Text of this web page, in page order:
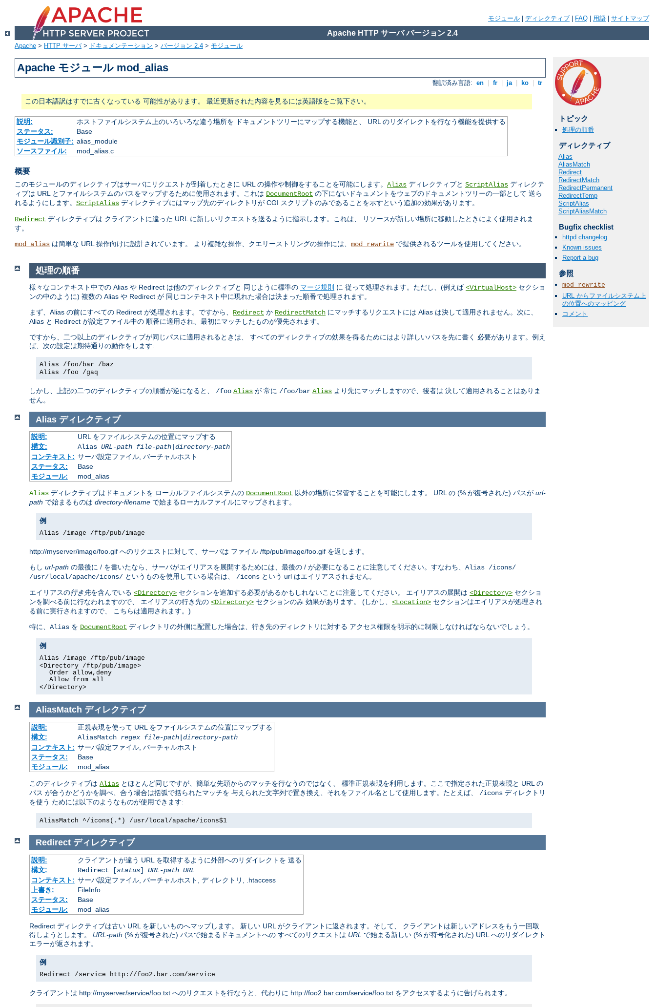
モジュール ディレクティブ FAQ 用語 サイトマップ
Apache HTTP サーバ バージョン 2.4
Apache > HTTP サーバ> ドキュメンテーション > バージョン 2.4 > モジュール
Apache モジュール mod_alias
翻訳済み言語: en fr ja ko tr
この日本語訳はすでに古くなっている 可能性があります。 最近更新された内容を見るには英語版をご覧下さい。
説明:
ホストファイルシステム上のいろいろな違う場所を ドキュメントツリーにマップする機能と、 URL のリダイレクトを行なう機能を提供する
ステータス:
Base
モジュール識別子: alias_module
ソースファイル:
mod_alias.c
概要
このモジュールのディレクティブはサーバにリクエストが到着したときに URL の操作や制御をすることを可能にします。 Alias ディレクティブと ScriptAlias ディレクテ
ィブは URL とファイルシステムのパスをマップするために使用されます。これは DocumentRoot の下にないドキュメントをウェブのドキュメントツリーの一部として 送ら
れるようにします。 ScriptAlias ディレクティブにはマップ先のディレクトリが CGI スクリプトのみであることを示すという追加の効果があります。
Redirect ディレクティブは クライアントに違った URL に新しいリクエストを送るように指示します。これは、 リソースが新しい場所に移動したときによく使用されま
す。
mod_alias は簡単な URL 操作向けに設計されています。 より複雑な操作、クエリーストリングの操作には、 mod_rewrite で提供されるツールを使用してください。
トピック
処理の順番
ディレクティブ
Alias
AliasMatch
Redirect
RedirectMatch
RedirectPermanent
RedirectTemp
ScriptAlias
ScriptAliasMatch
Bugfix checklist
httpd changelog
Known issues
Report a bug
参照
mod_rewrite
URL からファイルシステム上
の位置へのマッピング
コメント
処理の順番
様々なコンテキスト中での Alias や Redirect は他のディレクティブと 同じように標準の マージ規則 に 従って処理されます。ただし、(例えば<VirtualHost> セクショ
ンの中のように) 複数の Alias や Redirect が 同じコンテキスト中に現れた場合は決まった順番で処理されます。
まず、Alias の前にすべての Redirect が処理されます。ですから、 Redirect か RedirectMatch にマッチするリクエストには Alias は決して適用されません。次に、
Alias と Redirect が設定ファイル中の 順番に適用され、最初にマッチしたものが優先されます。
ですから、二つ以上のディレクティブが同じパスに適用されるときは、 すべてのディレクティブの効果を得るためにはより詳しいパスを先に書く 必要があります。例え
ば、次の設定は期待通りの動作をします:
Alias /foo/bar /baz
Alias /foo /gaq
しかし、上記の二つのディレクティブの順番が逆になると、 /foo Alias が 常に /foo/bar Alias より先にマッチしますので、後者は 決して適用されることはありま
せん。
Alias ディレクティブ
説明:
URL をファイルシステムの位置にマップする
構文:
Alias URL-path file-path| directory-path
コンテキスト: サーバ設定ファイル, バーチャルホスト
ステータス:
Base
モジュール:
mod_alias
Alias ディレクティブはドキュメントを ローカルファイルシステムの DocumentRoot 以外の場所に保管することを可能にします。 URL の (% が復号された) パスが url-
path で始まるものは directory-filename で始まるローカルファイルにマップされます。
例
Alias /image /ftp/pub/image
http://myserver/image/foo.gif へのリクエストに対して、サーバは ファイル /ftp/pub/image/foo.gif を返します。
もし url-path の最後に / を書いたなら、サーバがエイリアスを展開するためには、最後の / が必要になることに注意してください。すなわち、 Alias /icons/
/usr/local/apache/icons/ というものを使用している場合は、 /icons という url はエイリアスされません。
エイリアスの行き先を含んでいる <Directory> セクションを追加する必要があるかもしれないことに注意してください。 エイリアスの展開は <Directory> セクショ
ンを調べる前に行なわれますので、 エイリアスの行き先の <Directory> セクションのみ 効果があります。 (しかし、 <Location> セクションはエイリアスが処理され
る前に実行されますので、 こちらは適用されます。)
特に、 Alias を DocumentRoot ディレクトリの外側に配置した場合は、行き先のディレクトリに対する アクセス権限を明示的に制限しなければならないでしょう。
例
Alias /image /ftp/pub/image
<Directory /ftp/pub/image>
Order allow,deny
Allow from all
</Directory>
AliasMatch ディレクティブ
説明:
正規表現を使って URL をファイルシステムの位置にマップする
構文:
AliasMatch regex file-path| directory-path
コンテキスト: サーバ設定ファイル, バーチャルホスト
ステータス:
Base
モジュール:
mod_alias
このディレクティブは Alias とほとんど同じですが、簡単な先頭からのマッチを行なうのではなく、 標準正規表現を利用します。ここで指定された正規表現と URL の
パス が合うかどうかを調べ、合う場合は括弧で括られたマッチを 与えられた文字列で置き換え、それをファイル名として使用します。たとえば、 /icons ディレクトリ
を使う ためには以下のようなものが使用できます:
AliasMatch ^/icons(.*) /usr/local/apache/icons$1
Redirect ディレクティブ
説明:
クライアントが違う URL を取得するように外部へのリダイレクトを 送る
構文:
Redirect [status] URL-path URL
コンテキスト: サーバ設定ファイル, バーチャルホスト, ディレクトリ, .htaccess
上書き:
FileInfo
ステータス:
Base
モジュール:
mod_alias
Redirect ディレクティブは古い URL を新しいものへマップします。 新しい URL がクライアントに返されます。そして、 クライアントは新しいアドレスをもう一回取
得しようとします。 URL-path (% が復号された) パスで始まるドキュメントへの すべてのリクエストは URL で始まる新しい (% が符号化された) URL へのリダイレクト
エラーが返されます。
例
Redirect /service http://foo2.bar.com/service
クライアントは http://myserver/service/foo.txt へのリクエストを行なうと、代わりに http://foo2.bar.com/service/foo.txt をアクセスするように告げられます。